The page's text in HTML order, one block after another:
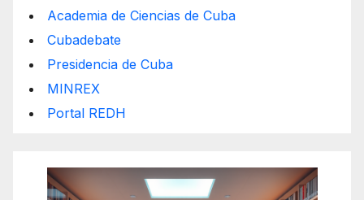
Academia de Ciencias de Cuba
Cubadebate
Presidencia de Cuba
MINREX
Portal REDH